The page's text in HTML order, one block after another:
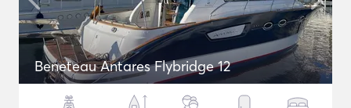
Beneteau Antares Flybridge 12